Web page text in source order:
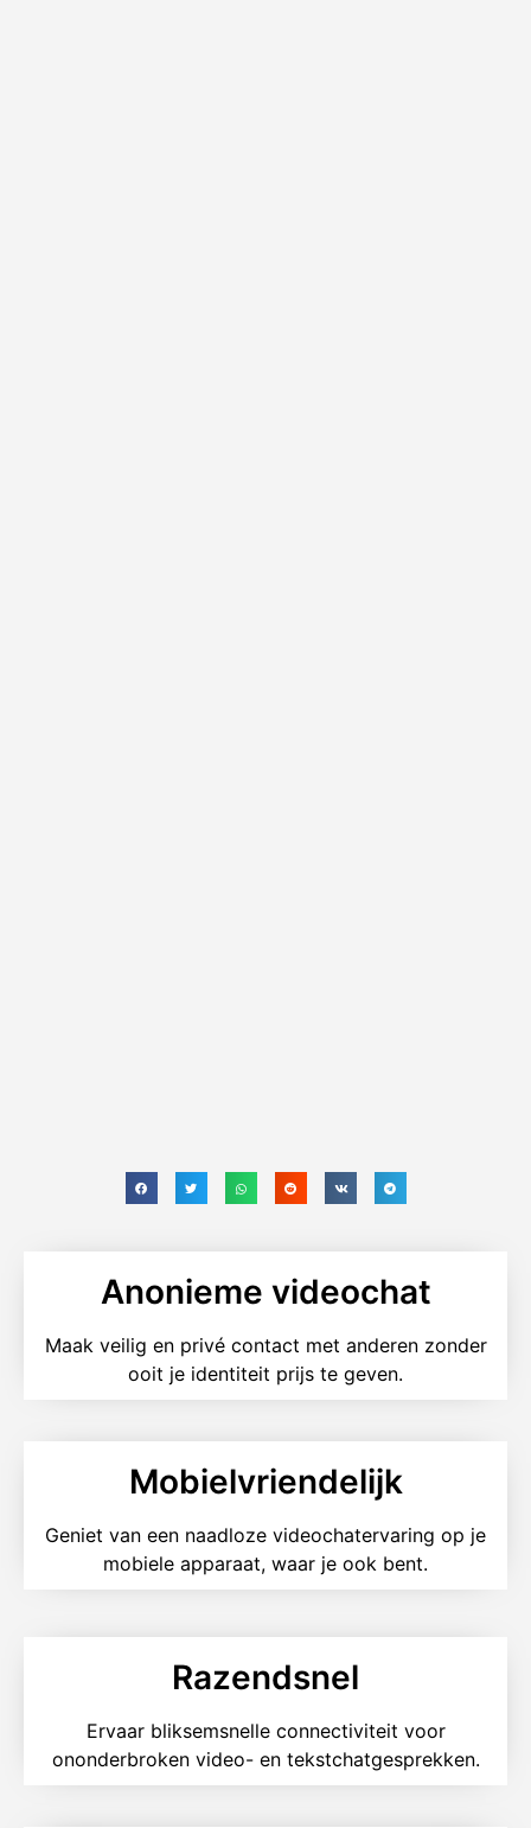
Anonieme videochat
Maak veilig en privé contact met anderen zonder
ooit je identiteit prijs te geven.
Mobielvriendelijk
Geniet van een naadloze videochatervaring op je
mobiele apparaat, waar je ook bent.
Razendsnel
Ervaar bliksemsnelle connectiviteit voor
ononderbroken video- en tekstchatgesprekken.